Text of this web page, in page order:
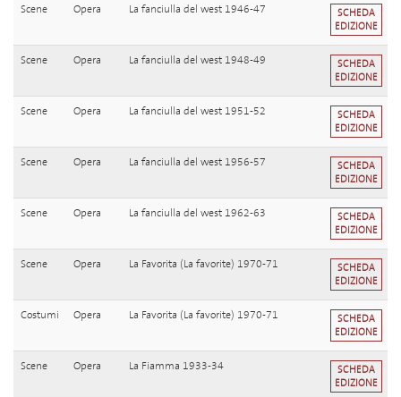
Scene Opera La fanciulla del west 1946-47
SCHEDA
EDIZIONE
Scene Opera La fanciulla del west 1948-49
SCHEDA
EDIZIONE
Scene Opera La fanciulla del west 1951-52
SCHEDA
EDIZIONE
Scene Opera La fanciulla del west 1956-57
SCHEDA
EDIZIONE
Scene Opera La fanciulla del west 1962-63
SCHEDA
EDIZIONE
Scene Opera La Favorita (La favorite) 1970-71
SCHEDA
EDIZIONE
Costumi Opera La Favorita (La favorite) 1970-71
SCHEDA
EDIZIONE
Scene Opera La Fiamma 1933-34
SCHEDA
EDIZIONE